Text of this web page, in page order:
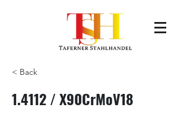
< Back
1.4112 / X90CrMoV18